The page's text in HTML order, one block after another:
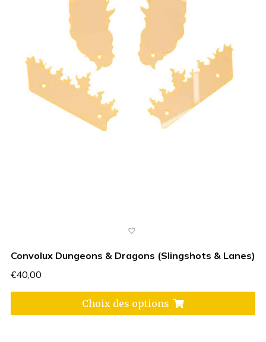
Convolux Dungeons & Dragons (Slingshots & Lanes)
€40,00
Choix des options